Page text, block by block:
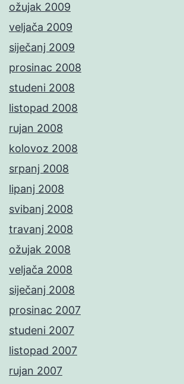
ožujak 2009
veljača 2009
siječanj 2009
prosinac 2008
studeni 2008
listopad 2008
rujan 2008
kolovoz 2008
srpanj 2008
lipanj 2008
svibanj 2008
travanj 2008
ožujak 2008
veljača 2008
siječanj 2008
prosinac 2007
studeni 2007
listopad 2007
rujan 2007